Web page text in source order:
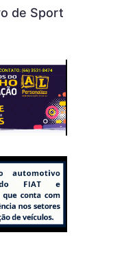
de Sport